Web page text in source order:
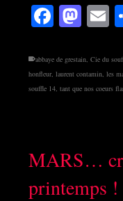
abbaye de grestain, Cie du
honfleur, laurent contamin, les
souffle 14, tant que nos coeurs
MARS…
printemps !